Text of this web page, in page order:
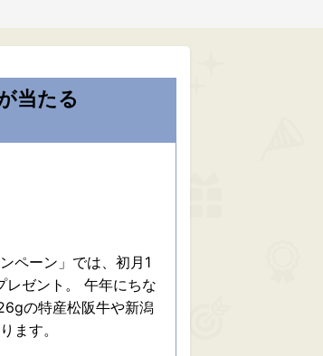
当たる
ペーン」では、初月1
レゼント。 午年にちな
の特産松阪牛や新潟
ます。